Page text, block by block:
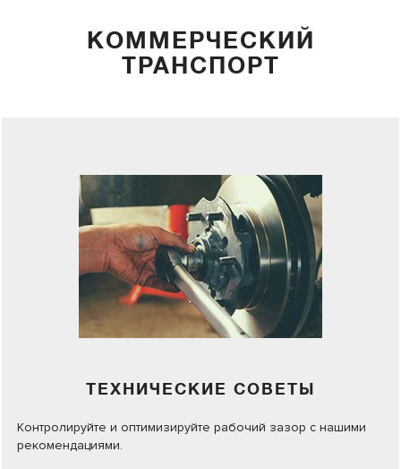
КОММЕРЧЕСКИЙ
ТРАНСПОРТ
ТЕХНИЧЕСКИЕ СОВЕТЫ
Контролируйте и оптимизируйте рабочий зазор с нашими
рекомендациями.